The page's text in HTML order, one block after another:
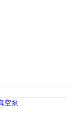
意一面开机、关